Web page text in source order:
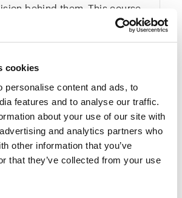
cookies
personalise content and ads, to
features and to analyse our traffic.
about your use of our site with
and analytics partners who
other information that you’ve
that they’ve collected from your use
behind them. This course
tools and mindset to elevate
$199
Buy now